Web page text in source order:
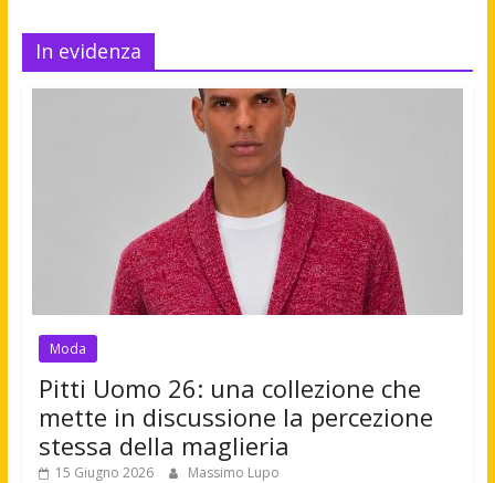
In evidenza
Moda
Pitti Uomo 26: una collezione che
mette in discussione la percezione
stessa della maglieria
15 Giugno 2026 Massimo Lupo